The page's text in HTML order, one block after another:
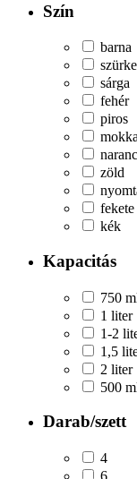
Szín
barna
szürke
sárga
fehér
piros
mokka
zöld
fekete
kék
Kapacitás
750
1 liter
1-2
1,5
2 liter
500
Darab/szett
4